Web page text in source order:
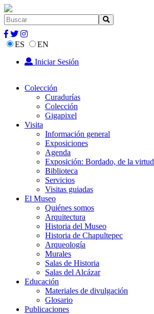
ES
EN
Iniciar Sesión
Colección
Curadurías
Colección
Gigapixel
Visita
Información general
Exposiciones
Agenda
Exposición: Bordado, de la virtud
Biblioteca
Servicios
Visitas guiadas
El Museo
Quiénes somos
Arquitectura
Historia del Museo
Historia de Chapultepec
Arqueología
Murales
Salas de Historia
Salas del Alcázar
Educación
Materiales de divulgación
Glosario
Publicaciones